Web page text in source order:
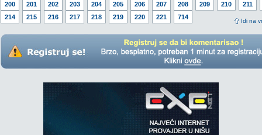
200
201 202 203 204 205 206 207 208 209 210
211
214
215 216 217 218 219 220 221 714
Idi na